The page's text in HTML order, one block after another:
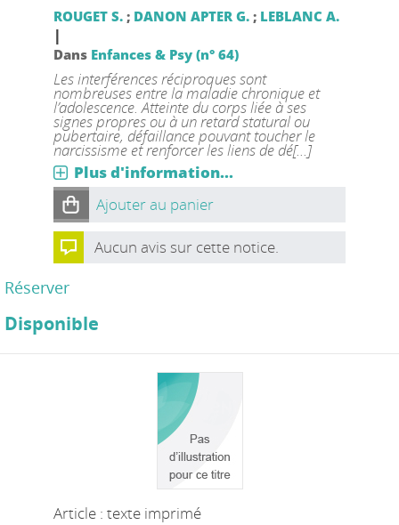
ROUGET S.; DANON APTER G.; LEBLANC A.
|
Dans Enfances & Psy (n° 64)
Les interférences réciproques sont
nombreuses entre la maladie chronique et
l’adolescence. Atteinte du corps liée à ses
signes propres ou à un retard statural ou
pubertaire, défaillance pouvant toucher le
narcissisme et renforcer les liens de dé[...]
Plus d'information...
Ajouter au panier
Aucun avis sur cette notice.
Réserver
Disponible
Article : texte imprimé